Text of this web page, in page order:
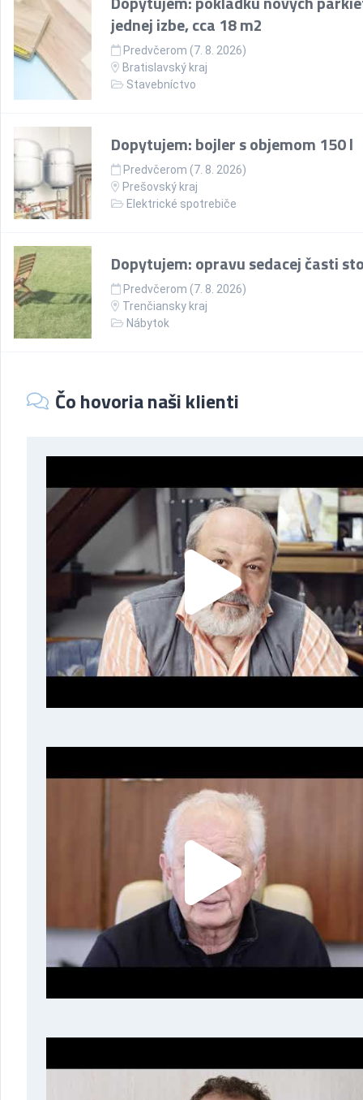
jednej izbe, cca 18 m2
Predvčerom (7. 8. 2026)
Bratislavský kraj
Stavebníctvo
Dopytujem: bojler s objemom 150 l
Predvčerom (7. 8. 2026)
Prešovský kraj
Elektrické spotrebiče
Dopytujem: opravu sedacej časti
Predvčerom (7. 8. 2026)
Trenčiansky kraj
Nábytok
Čo hovoria naši klienti